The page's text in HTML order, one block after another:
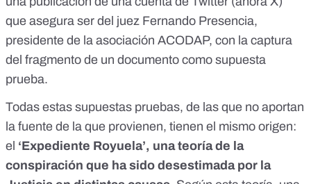
que asegura ser del juez Fernando Presencia,
presidente de la asociación ACODAP, con la captura
del fragmento de un documento como supuesta
prueba.
Todas estas supuestas pruebas, de las que no aportan
la fuente de la que provienen, tienen el mismo origen:
el ‘Expediente Royuela’, una teoría de la
conspiración que ha sido desestimada por la